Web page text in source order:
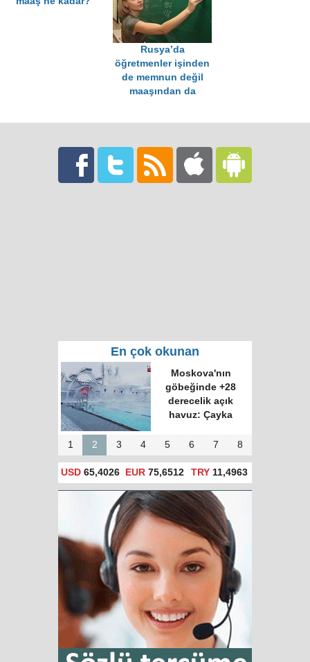
Rusya’da
öğretmenler işinden
de memnun değil
maaşından da
En çok okunan
Moskova'nın
göbeğinde +28
derecelik açık
havuz: Çayka
1 2 3 4 5 6 7 8
USD 65,4026 EUR 75,6512 TRY 11,4963